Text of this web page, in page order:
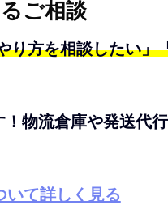
ご相談
り方を相談したい」
物流倉庫や発送代
いて詳しく見る